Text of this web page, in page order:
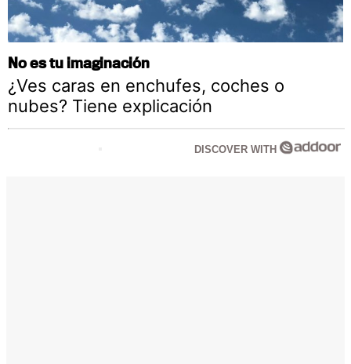
No es tu imaginación
¿Ves caras en enchufes, coches o
nubes? Tiene explicación
DISCOVER WITH